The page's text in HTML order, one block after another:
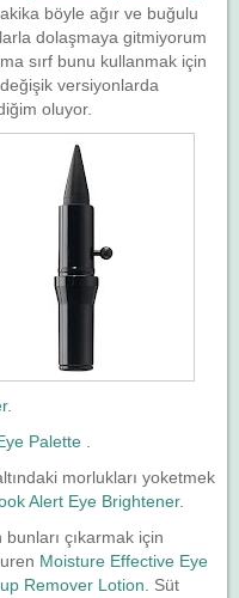
böyle ağır ve buğulu
dolaşmaya gitmiyorum
sırf bunu kullanmak için
versiyonlarda
oluyor.
.
Palette
morlukları yoketmek
Alert Eye Brightener.
bunları çıkarmak için
Moisture Effective Eye
Remover Lotion . Süt